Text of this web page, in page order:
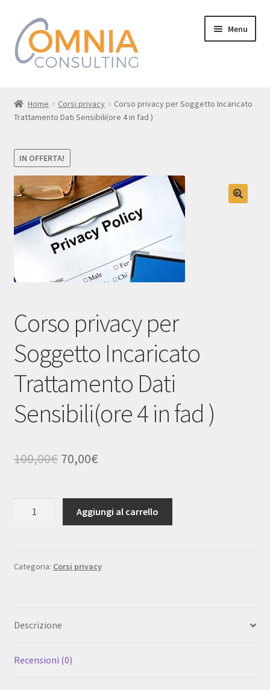
alla
navigazione
al
contenuto
Menu
I nostri Corsi
Chi siamo
Dove siamo
Contatti
Il mio account
Carrello
Home Corsi privacy
Corso privacy per Soggetto Incaricato
Trattamento Dati Sensibili(ore 4 in fad )
IN OFFERTA!
Corso privacy per
Soggetto Incaricato
Trattamento Dati
Sensibili(ore 4 in fad )
100,00€ Il
originale
era:
70,00€Il
attuale
è:
Incaricato
4
fad
Aggiungi al carrello
Categoria: Corsi privacy
Descrizione
Recensioni (0)